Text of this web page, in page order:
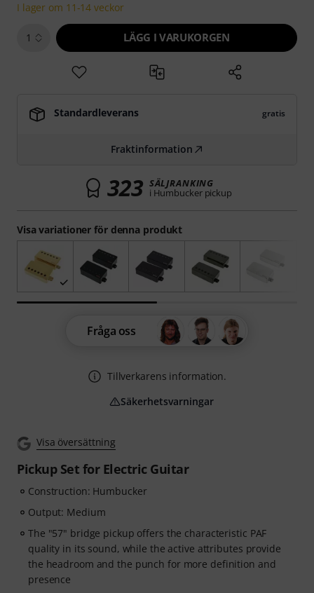
Visa översättning
Pickup Set for Electric Guitar
Construction: Humbucker
Output: Medium
The "57" bridge pickup offers the characteristic PAF
quality in its sound, while the active attributes provide
the headroom and the punch for more definition and
presence
Visa variationer för denna produkt
I lager om 11-14 veckor
1 LÄGG I VARUKORGEN
Standardleverans gratis
Fraktinformation
323 SÄLJRANKING
i Humbucker pickup
Fråga oss
Tillverkarens information.
Säkerhetsvarningar